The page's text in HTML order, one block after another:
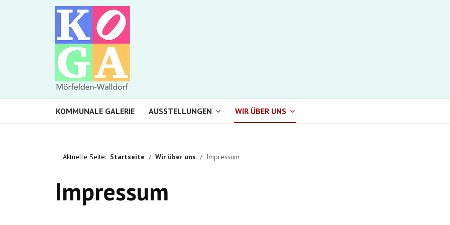
KOMMUNALE GALERIE AUSSTELLUNGEN WIR ÜBER UNS
Aktuelle Seite: Startseite Wir über uns Impressum
Impressum